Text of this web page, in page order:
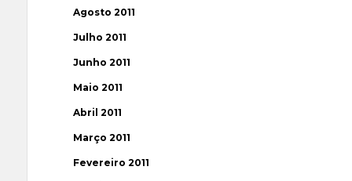
Agosto 2011
Julho 2011
Junho 2011
Maio 2011
Abril 2011
Março 2011
Fevereiro 2011